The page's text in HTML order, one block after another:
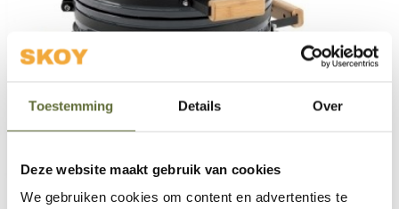
Toestemming Details Over
Deze website maakt gebruik van cookies
We gebruiken cookies om content en advertenties te